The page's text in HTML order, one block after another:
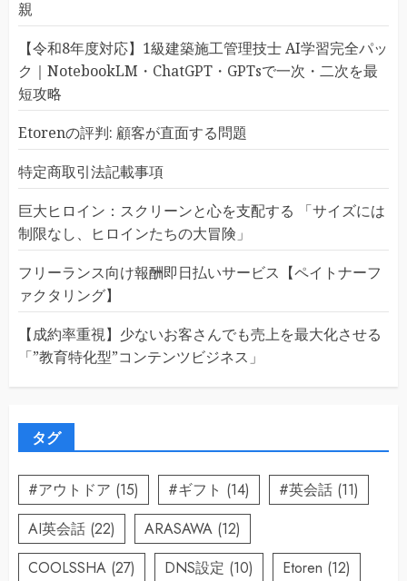
親
【令和8年度対応】1級建築施工管理技士 AI学習完全パッ
ク｜NotebookLM・ChatGPT・GPTsで一次・二次を最
短攻略
Etorenの評判: 顧客が直面する問題
特定商取引法記載事項
巨大ヒロイン：スクリーンと心を支配する 「サイズには
制限なし、ヒロインたちの大冒険」
フリーランス向け報酬即日払いサービス【ペイトナーフ
ァクタリング】
【成約率重視】少ないお客さんでも売上を最大化させる
「”教育特化型”コンテンツビジネス」
タグ
#アウトドア (15) #ギフト (14) #英会話 (11)
AI英会話 (22) ARASAWA (12)
COOLSSHA (27) DNS設定 (10) Etoren (12)